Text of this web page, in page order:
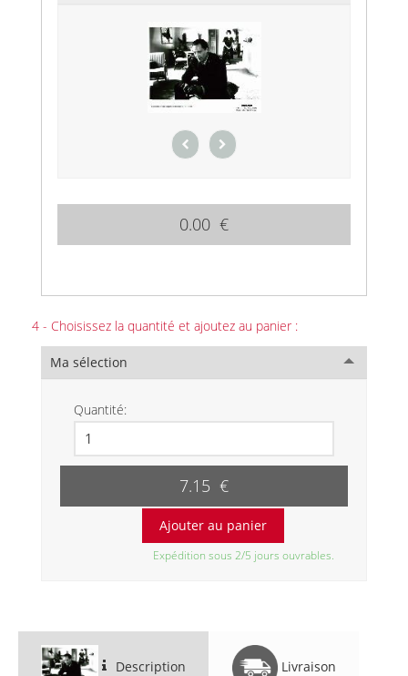
0.00 €
4 - Choisissez la quantité et ajoutez au panier :
Ma sélection
Quantité:
7.15 €
Expédition sous 2/5 jours ouvrables.
Description Livraison